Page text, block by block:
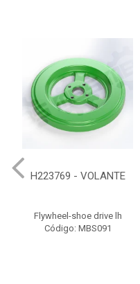
H223769 - VOLANTE
Flywheel-shoe drive lh
Código: MBS091